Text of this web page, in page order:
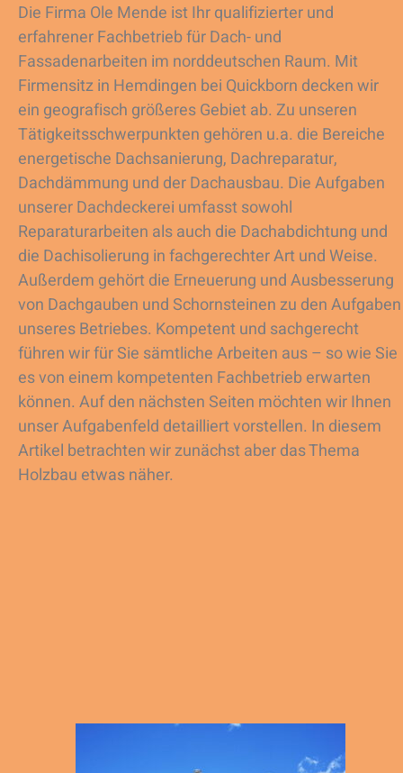
Die Firma Ole Mende ist Ihr qualifizierter und
erfahrener Fachbetrieb für Dach- und
Fassadenarbeiten im norddeutschen Raum. Mit
Firmensitz in Hemdingen bei Quickborn decken wir
ein geografisch größeres Gebiet ab. Zu unseren
Tätigkeitsschwerpunkten gehören u.a. die Bereiche
energetische Dachsanierung, Dachreparatur,
Dachdämmung und der Dachausbau. Die Aufgaben
unserer Dachdeckerei umfasst sowohl
Reparaturarbeiten als auch die Dachabdichtung und
die Dachisolierung in fachgerechter Art und Weise.
Außerdem gehört die Erneuerung und Ausbesserung
von Dachgauben und Schornsteinen zu den Aufgaben
unseres Betriebes. Kompetent und sachgerecht
führen wir für Sie sämtliche Arbeiten aus – so wie Sie
es von einem kompetenten Fachbetrieb erwarten
können. Auf den nächsten Seiten möchten wir Ihnen
unser Aufgabenfeld detailliert vorstellen. In diesem
Artikel betrachten wir zunächst aber das Thema
Holzbau etwas näher.